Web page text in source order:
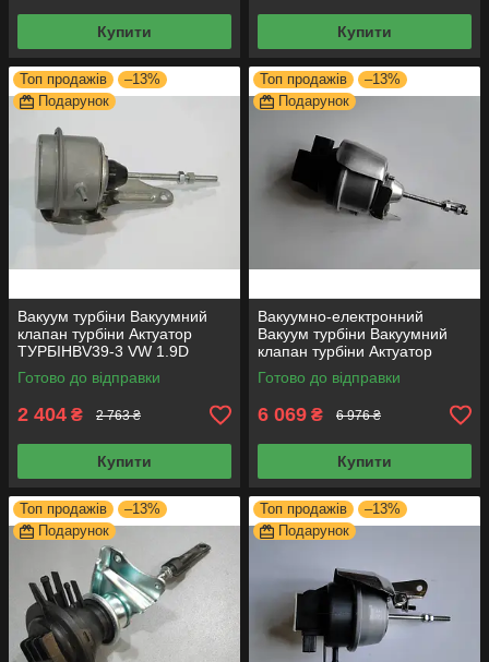
Купити Купити
Топ продажів
–13%
Подарунок
Вакуум турбіни Вакуумний
клапан турбіни Актуатор
ТУРБІНBV39-3 VW 1.9D
54399700029
Готово до відправки
2 404 ₴ 2 763 ₴
Купити
Топ продажів
–13%
Подарунок
Вакуумно-електронний
Вакуум турбіни Вакуумний
клапан турбіни Актуатор
ТУРБІН BV43E VW 2.0D
Готово до відправки
6 069 ₴ 6 976 ₴
Купити
Топ продажів
–13%
Подарунок
Топ продажів
–13%
Подарунок